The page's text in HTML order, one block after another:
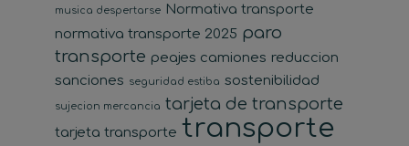
musica despertarse
Normativa transporte
normativa transporte 2025 paro
transporte peajes camiones reduccion
sanciones
seguridad estiba sostenibilidad
sujecion mercancia tarjeta de transporte
tarjeta transporte transporte